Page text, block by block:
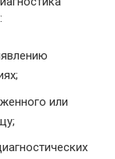
или